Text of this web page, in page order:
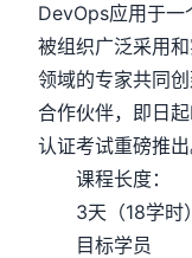
DevOps应用于一
被组织广泛采用
领域的专家共同
合作伙伴，即日
认证考试重磅推出
课程长度：
3天（18学时）
目标学员